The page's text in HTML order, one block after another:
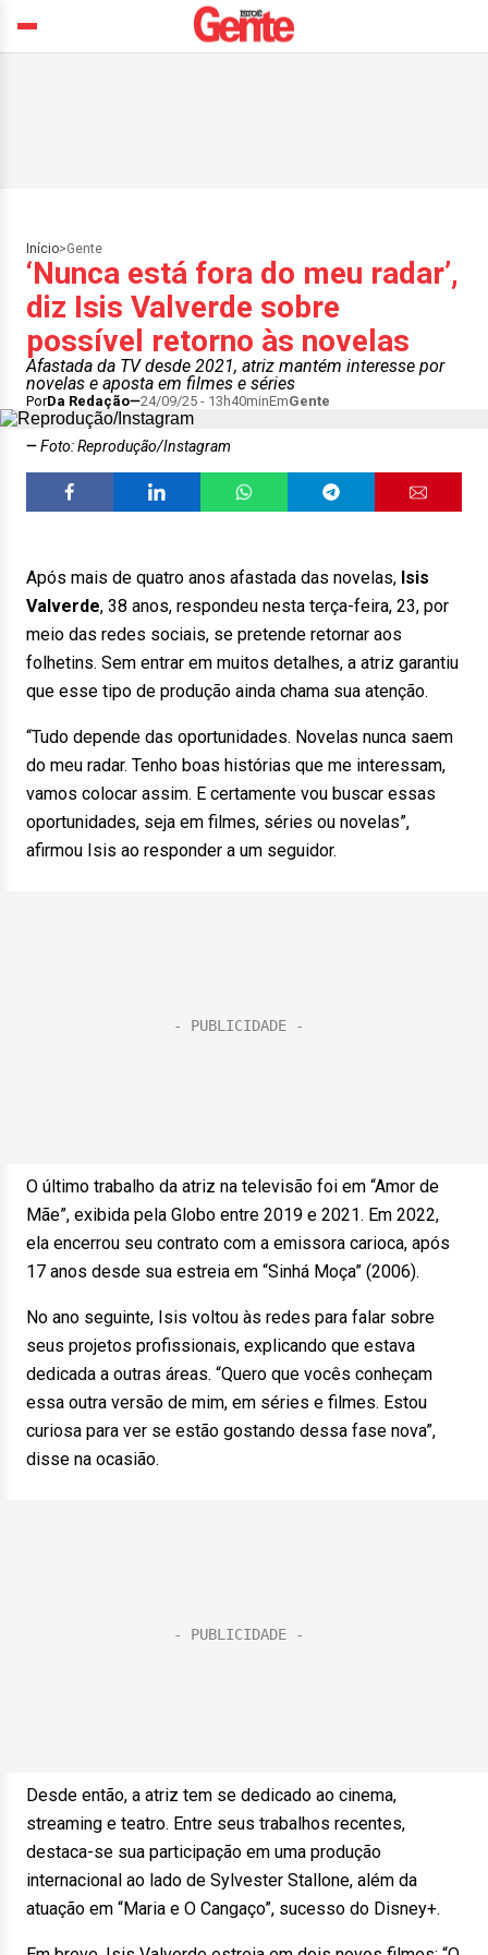
Início>Gente
‘Nunca está fora do meu radar’,
diz Isis Valverde sobre
possível retorno às novelas
Afastada da TV desde 2021, atriz mantém interesse por
novelas e aposta em filmes e séries
PorDa Redação 24/09/25 - 13h40minEmGente
Foto: Reprodução/Instagram
Após mais de quatro anos afastada das novelas, Isis
Valverde, 38 anos, respondeu nesta terça-feira, 23, por
meio das redes sociais, se pretende retornar aos
folhetins. Sem entrar em muitos detalhes, a atriz garantiu
que esse tipo de produção ainda chama sua atenção.
“Tudo depende das oportunidades. Novelas nunca saem
do meu radar. Tenho boas histórias que me interessam,
vamos colocar assim. E certamente vou buscar essas
oportunidades, seja em filmes, séries ou novelas”,
afirmou Isis ao responder a um seguidor.
O último trabalho da atriz na televisão foi em “Amor de
Mãe”, exibida pela Globo entre 2019 e 2021. Em 2022,
ela encerrou seu contrato com a emissora carioca, após
17 anos desde sua estreia em “Sinhá Moça” (2006).
No ano seguinte, Isis voltou às redes para falar sobre
seus projetos profissionais, explicando que estava
dedicada a outras áreas. “Quero que vocês conheçam
essa outra versão de mim, em séries e filmes. Estou
curiosa para ver se estão gostando dessa fase nova”,
disse na ocasião.
Desde então, a atriz tem se dedicado ao cinema,
streaming e teatro. Entre seus trabalhos recentes,
destaca-se sua participação em uma produção
internacional ao lado de Sylvester Stallone, além da
atuação em “Maria e O Cangaço”, sucesso do Disney+.